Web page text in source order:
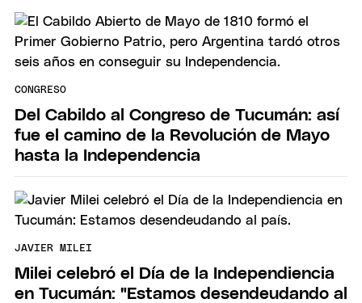
CONGRESO
Del Cabildo al Congreso de Tucumán: así
fue el camino de la Revolución de Mayo
hasta la Independencia
JAVIER MILEI
Milei celebró el Día de la Independiencia
en Tucumán: "Estamos desendeudando al